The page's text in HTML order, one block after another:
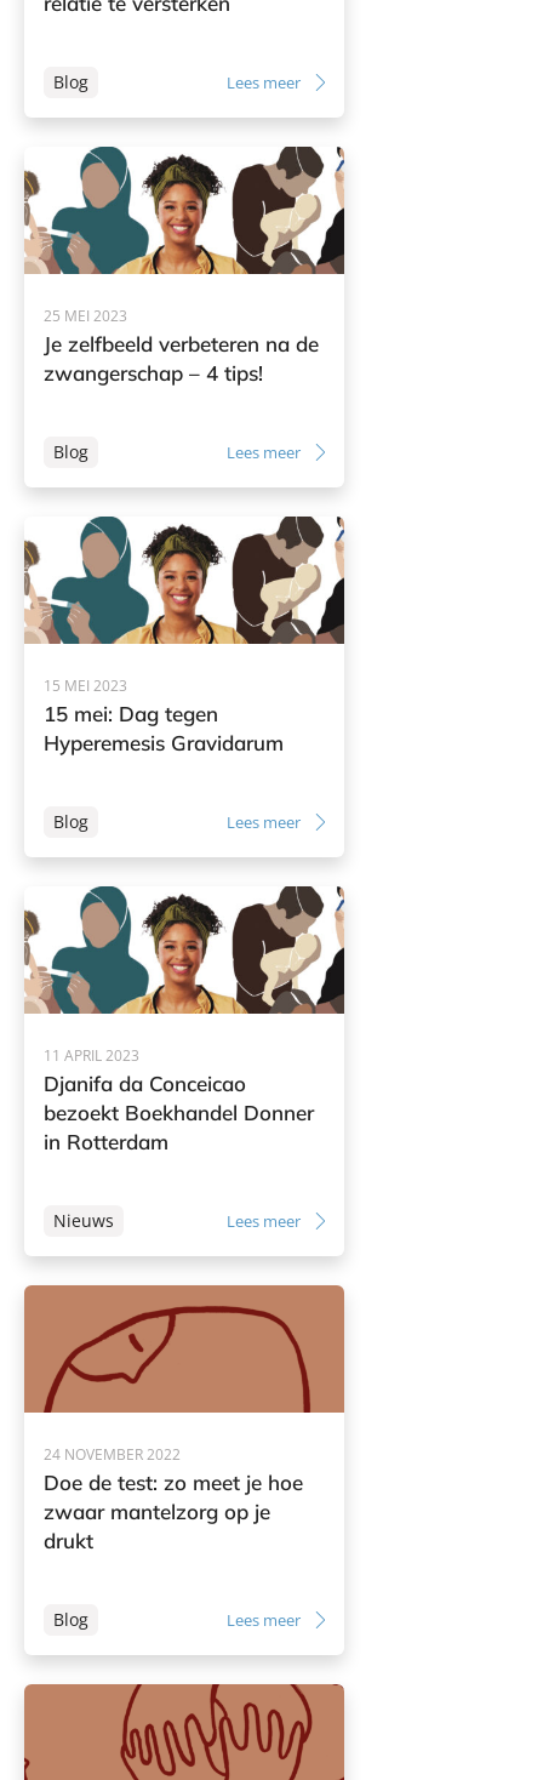
Blog Lees meer
25 MEI 2023
Je zelfbeeld verbeteren na de
zwangerschap – 4 tips!
Blog Lees meer
15 MEI 2023
15 mei: Dag tegen
Hyperemesis Gravidarum
Blog Lees meer
11 APRIL 2023
Djanifa da Conceicao
bezoekt Boekhandel Donner
in Rotterdam
Nieuws Lees meer
24 NOVEMBER 2022
Doe de test: zo meet je hoe
zwaar mantelzorg op je
drukt
Blog Lees meer